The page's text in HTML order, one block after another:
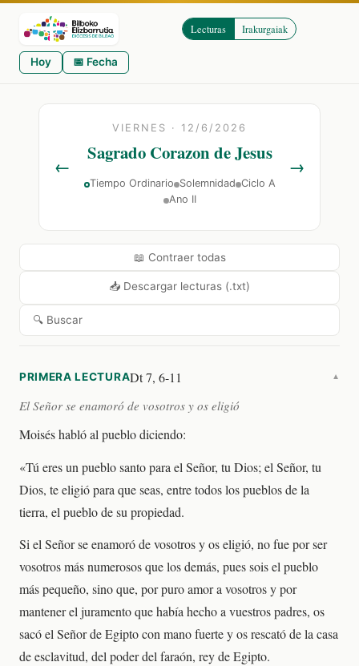
Lecturas Irakurgaiak
Hoy 📅 Fecha
← →
VIERNES · 12/6/2026
Sagrado Corazon de Jesus
Tiempo Ordinario Solemnidad Ciclo A
Ano II
📖 Contraer todas
📥 Descargar lecturas (.txt)
🔍 Buscar
PRIMERA LECTURADt 7, 6-11 ▼
El Señor se enamoró de vosotros y os eligió
Moisés habló al pueblo diciendo:
«Tú eres un pueblo santo para el Señor, tu Dios; el Señor, tu
Dios, te eligió para que seas, entre todos los pueblos de la
tierra, el pueblo de su propiedad.
Si el Señor se enamoró de vosotros y os eligió, no fue por ser
vosotros más numerosos que los demás, pues sois el pueblo
más pequeño, sino que, por puro amor a vosotros y por
mantener el juramento que había hecho a vuestros padres, os
sacó el Señor de Egipto con mano fuerte y os rescató de la casa
de esclavitud, del poder del faraón, rey de Egipto.